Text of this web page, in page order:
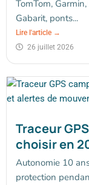
TomTom,
Gabarit, ponts...
Lire l'article →
26 juillet 2026
Traceur
choisir en
Autonomie 10
protection